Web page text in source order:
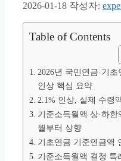
2026-01-18 작성자:
Table of Contents
2026년 국민연금·기초
인상 핵심 요약
2.1% 인상, 실제 수령
기준소득월액 상·하한
월부터 상향
기초연금 기준연금액
기준소득월액 결정 특